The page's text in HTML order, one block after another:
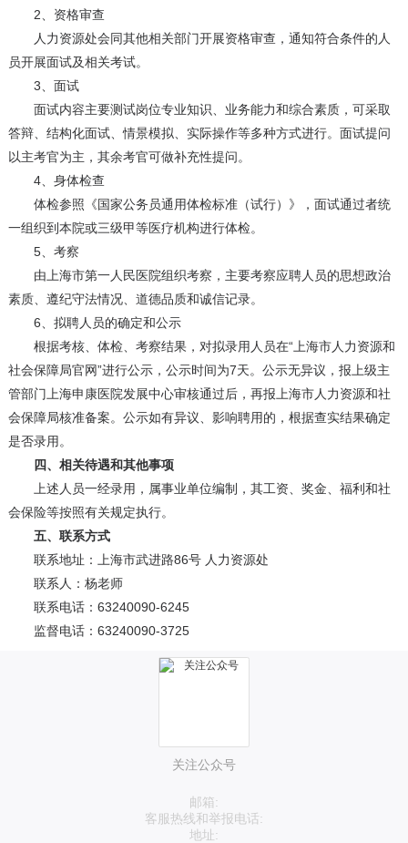
2、资格审查
人力资源处会同其他相关部门开展资格审查，通知符合条件的人
员开展面试及相关考试。
3、面试
面试内容主要测试岗位专业知识、业务能力和综合素质，可采取
答辩、结构化面试、情景模拟、实际操作等多种方式进行。面试提问
以主考官为主，其余考官可做补充性提问。
4、身体检查
体检参照《国家公务员通用体检标准（试行）》，面试通过者统
一组织到本院或三级甲等医疗机构进行体检。
5、考察
由上海市第一人民医院组织考察，主要考察应聘人员的思想政治
素质、遵纪守法情况、道德品质和诚信记录。
6、拟聘人员的确定和公示
根据考核、体检、考察结果，对拟录用人员在“上海市人力资源和
社会保障局官网”进行公示，公示时间为7天。公示无异议，报上级主
管部门上海申康医院发展中心审核通过后，再报上海市人力资源和社
会保障局核准备案。公示如有异议、影响聘用的，根据查实结果确定
是否录用。
四、相关待遇和其他事项
上述人员一经录用，属事业单位编制，其工资、奖金、福利和社
会保险等按照有关规定执行。
五、联系方式
联系地址：上海市武进路86号 人力资源处
联系人：杨老师
联系电话：63240090-6245
监督电话：63240090-3725
关注公众号
邮箱:
客服热线和举报电话:
地址: